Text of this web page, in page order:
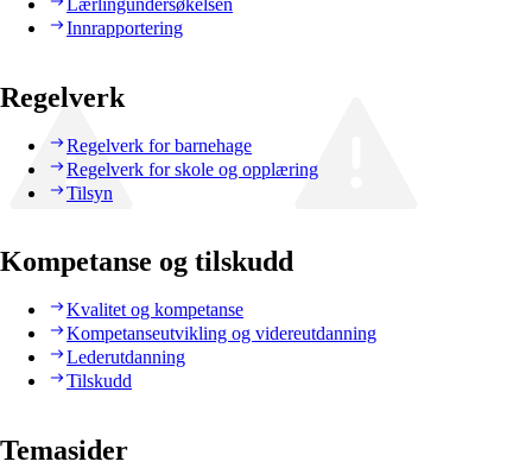
Innrapportering
Regelverk
Regelverk for barnehage
Regelverk for skole og opplæring
Tilsyn
Kompetanse og tilskudd
Kvalitet og kompetanse
Kompetanseutvikling og videreutdanning
Lederutdanning
Tilskudd
Temasider